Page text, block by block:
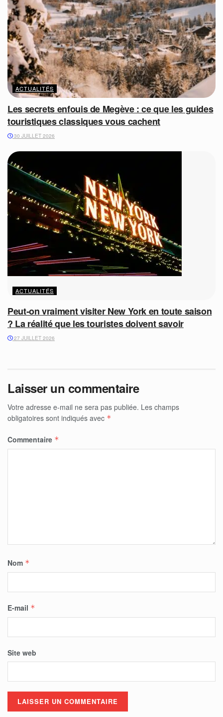
ACTUALITÉS
Les secrets enfouis de Megève : ce que les guides
touristiques classiques vous cachent
30 JUILLET 2026
ACTUALITÉS
Peut-on vraiment visiter New York en toute saison
? La réalité que les touristes doivent savoir
27 JUILLET 2026
Laisser un commentaire
Votre adresse e-mail ne sera pas publiée. Les champs
obligatoires sont indiqués avec *
Commentaire *
Nom *
E-mail *
Site web